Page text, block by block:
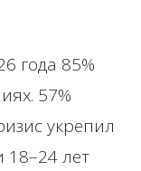
года 85%
57%
укрепил
18–24 лет